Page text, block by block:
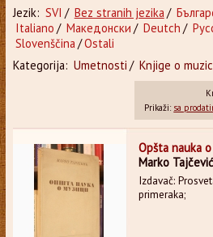
Jezik: SVI / Bez stranih jezika /
Italiano / Македонски / Deutch /
Slovenščina /Ostali
Kategorija: Umetnosti / Knjige o
Prikaži: sa
Opšta nauka
Marko Tajčević
Izdavač:
primeraka;